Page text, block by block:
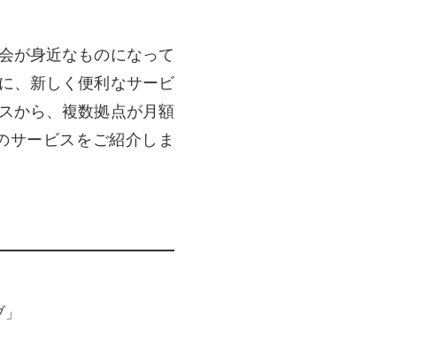
が身近なものになって
、新しく便利なサービ
から、複数拠点が月額
サービスをご紹介しま